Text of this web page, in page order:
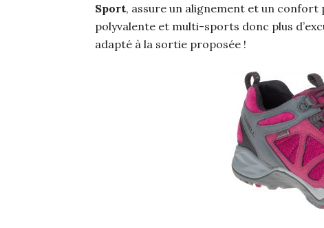
Sport, assure un alignement et un
polyvalente et multi-sports donc plus
adapté à la sortie proposée !